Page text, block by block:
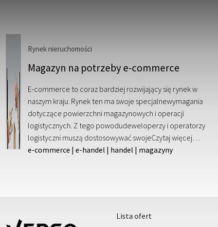
Rynek nieruchomości
Magazyn na potrzeby e-commerce
E-commerce to coraz bardziej rozwijający się rynek w
naszym kraju. Rynek ten ma swoje specjalnewymagania
dotyczące powierzchni magazynowych i operacji
logistycznych. Z tego powodudeweloperzy i operatorzy
logistyczni muszą dostosowywać swojeCzytaj więcej…
e-commerce | e-handel | handel | magazyny
lista ofert